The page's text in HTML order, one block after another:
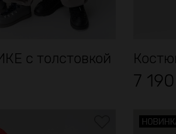
с толстовкой
7